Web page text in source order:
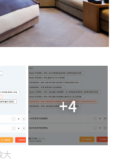
+4
大